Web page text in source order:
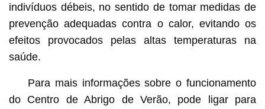
indivíduos débeis, no sentido de tomar medidas de
prevenção adequadas contra o calor, evitando os
efeitos provocados pelas altas temperaturas na
saúde.
Para mais informações sobre o funcionamento
do Centro de Abrigo de Verão, pode ligar para